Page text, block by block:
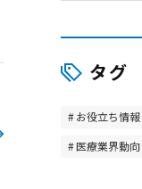
タグ
お役立ち情報
医療業界動向